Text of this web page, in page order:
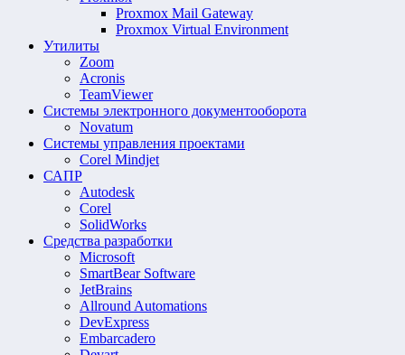
Proxmox Mail Gateway
Proxmox Virtual Environment
Утилиты
Zoom
Acronis
TeamViewer
Системы электронного документооборота
Novatum
Системы управления проектами
Corel Mindjet
САПР
Autodesk
Corel
SolidWorks
Средства разработки
Microsoft
SmartBear Software
JetBrains
Allround Automations
DevExpress
Embarcadero